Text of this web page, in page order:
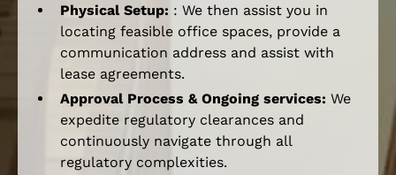
Physical Setup: : We then assist you in
locating feasible office spaces, provide a
communication address and assist with
lease agreements.
Approval Process & Ongoing services: We
expedite regulatory clearances and
continuously navigate through all
regulatory complexities.